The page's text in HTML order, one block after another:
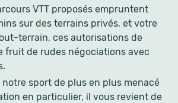
VTT proposés empruntent
sur des terrains privés, et votre
terrain, ces autorisations de
fruit de rudes négociations avec
sport de plus en plus menacé
en particulier, il vous revient de